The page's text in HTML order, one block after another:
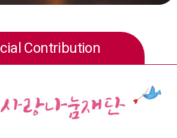
Contribution